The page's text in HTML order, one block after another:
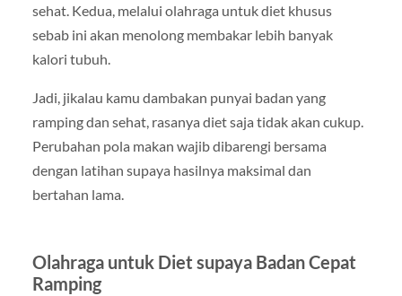
sehat. Kedua, melalui olahraga untuk diet khusus
sebab ini akan menolong membakar lebih banyak
kalori tubuh.
Jadi, jikalau kamu dambakan punyai badan yang
ramping dan sehat, rasanya diet saja tidak akan cukup.
Perubahan pola makan wajib dibarengi bersama
dengan latihan supaya hasilnya maksimal dan
bertahan lama.
Olahraga untuk Diet supaya Badan Cepat
Ramping